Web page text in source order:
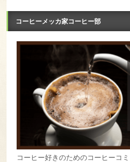
コーヒーメッカ家コーヒー部
コーヒー好きのためのコーヒーコ